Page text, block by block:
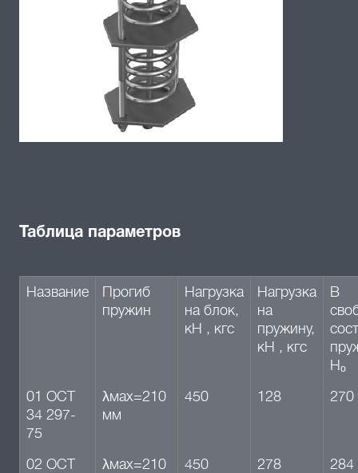
Таблица параметров
Название
Прогиб
пружин
Нагрузка
на блок,
кН , кгс
Нагрузка
на
пружину,
кН , кгс
В
Нₒ
01 ОСТ
34 297-
75
λмах=210
мм
450 128 270
02 ОСТ
λмах=210
450 278 284